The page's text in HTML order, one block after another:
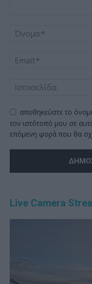
αποθηκεύστε το
τον ιστότοπό μου σε
επόμενη φορά που θα
Live Camera